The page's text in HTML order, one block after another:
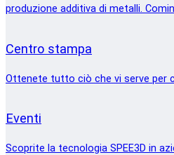
produzione additiva di metalli.
Centro stampa
Ottenete tutto ciò che vi serve per
Eventi
Scoprite la tecnologia SPEE3D in